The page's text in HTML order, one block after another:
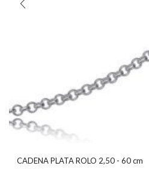
CADENA PLATA ROLO 2,50 - 60 cm